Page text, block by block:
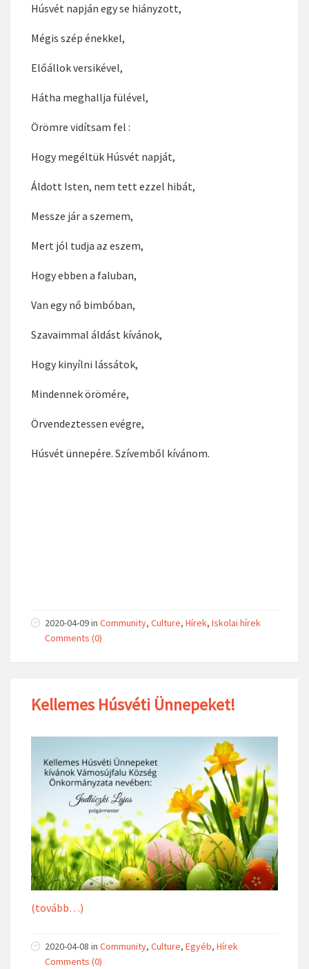
Húsvét napján egy se hiányzott,
Mégis szép énekkel,
Előállok versikével,
Hátha meghallja fülével,
Örömre vidítsam fel :
Hogy megéltük Húsvét napját,
Áldott Isten, nem tett ezzel hibát,
Messze jár a szemem,
Mert jól tudja az eszem,
Hogy ebben a faluban,
Van egy nő bimbóban,
Szavaimmal áldást kívánok,
Hogy kinyílni lássátok,
Mindennek örömére,
Örvendeztessen evégre,
Húsvét ünnepére. Szívemből kívánom.
2020-04-09in Community, Culture, Hírek, Iskolai hírek
Comments (0)
Kellemes Húsvéti Ünnepeket!
(tovább…)
2020-04-08 in Community, Culture, Egyéb, Hírek
Comments (0)